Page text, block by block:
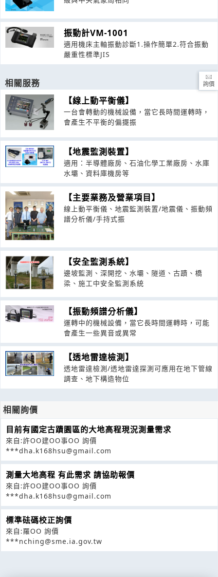
振動計VM-1001
適用機床主軸振動診斷1.操作簡單2.符合振動
嚴重性標準JIS
相關服務
【線上動平衡儀】
一台會轉動的機械設備，當它長時間運轉時，
會產生不平衡的偏擺振
【地震監測裝置】
適用：半導體廠房、石油化學工業廠房、水庫
水壩、資料庫機房等
【主要業務及營業項目】
線上動平衡儀、地震監測裝置/地震儀、振動頻
譜分析儀/手持式振
【安全監測系統】
邊坡監測、深開挖、水壩、隧道、古蹟、橋
梁、施工中安全監測系統
【振動頻譜分析儀】
運轉中的機械設備，當它長時間運轉時，可能
會產生一些異音或異常
【透地雷達檢測】
透地雷達檢測/透地雷達探測可應用在地下管線
調查、地下構造物位
相關詢價
目前有國定古蹟園區的大地高程現況測量需求
來自:許OO建OO事OO 詢價
***dha.k168hsu@gmail.com
測量大地高程 有此需求 請協助報價
來自:許OO建OO事OO 詢價
***dha.k168hsu@gmail.com
標準砝碼校正詢價
來自:羅OO 詢價
***nching@sme.ia.gov.tw
詢價